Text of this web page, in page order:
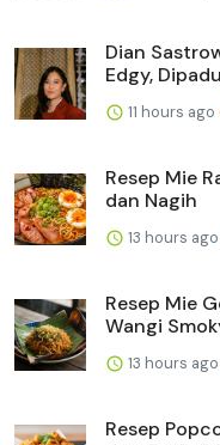
Dian
Edgy,
11 hours ago
Resep Mie
dan Nagih
13 hours ago
Resep Mie
Wangi
13 hours ago
Resep